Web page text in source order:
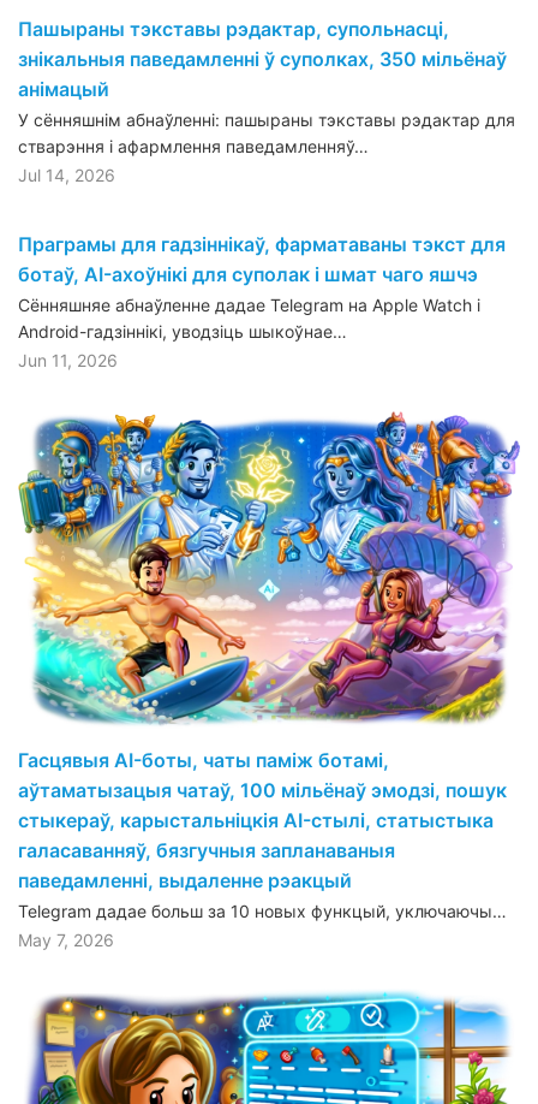
Пашыраны тэкставы рэдактар, супольнасці,
знікальныя паведамленні ў суполках, 350 мільёнаў
анімацый
У сённяшнім абнаўленні: пашыраны тэкставы рэдактар для
стварэння і афармлення паведамленняў…
Jul 14, 2026
Праграмы для гадзіннікаў, фарматаваны тэкст для
ботаў, AI-ахоўнікі для суполак і шмат чаго яшчэ
Сённяшняе абнаўленне дадае Telegram на Apple Watch і
Android-гадзіннікі, уводзіць шыкоўнае…
Jun 11, 2026
Гасцявыя AI-боты, чаты паміж ботамі,
аўтаматызацыя чатаў, 100 мільёнаў эмодзі, пошук
стыкераў, карыстальніцкія AI-стылі, статыстыка
галасаванняў, бязгучныя запланаваныя
паведамленні, выдаленне рэакцый
Telegram дадае больш за 10 новых функцый, уключаючы…
May 7, 2026